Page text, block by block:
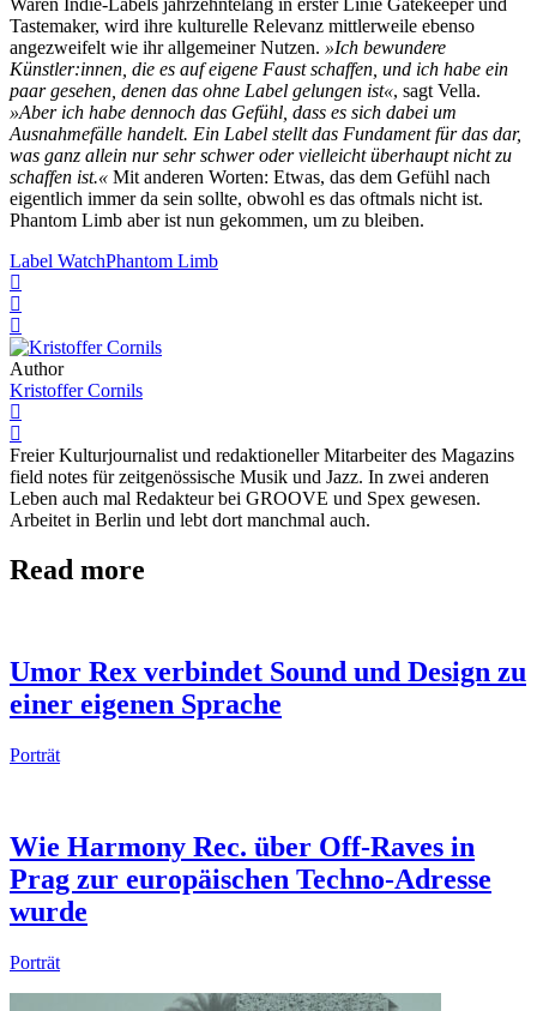
Tastemaker, wird ihre kulturelle Relevanz mittlerweile ebenso
angezweifelt wie ihr allgemeiner Nutzen. »Ich bewundere
Künstler:innen, die es auf eigene Faust schaffen, und ich habe ein
paar gesehen, denen das ohne Label gelungen ist«, sagt Vella.
»Aber ich habe dennoch das Gefühl, dass es sich dabei um
Ausnahmefälle handelt. Ein Label stellt das Fundament für das dar,
was ganz allein nur sehr schwer oder vielleicht überhaupt nicht zu
schaffen ist.« Mit anderen Worten: Etwas, das dem Gefühl nach
eigentlich immer da sein sollte, obwohl es das oftmals nicht ist.
Phantom Limb aber ist nun gekommen, um zu bleiben.
Label WatchPhantom Limb
Author
Kristoffer Cornils
Freier Kulturjournalist und redaktioneller Mitarbeiter des Magazins
field notes für zeitgenössische Musik und Jazz. In zwei anderen
Leben auch mal Redakteur bei GROOVE und Spex gewesen.
Arbeitet in Berlin und lebt dort manchmal auch.
Read more
Umor Rex verbindet Sound und Design zu
einer eigenen Sprache
Porträt
Wie Harmony Rec. über Off-Raves in
Prag zur europäischen Techno-Adresse
wurde
Porträt